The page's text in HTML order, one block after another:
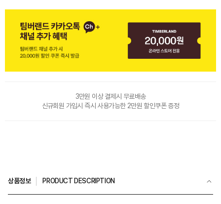
3만원 이상 결제시 무료배송
신규회원 가입시 즉시 사용가능한 2만원 할인쿠폰 증정
상품정보 PRODUCT DESCRIPTION